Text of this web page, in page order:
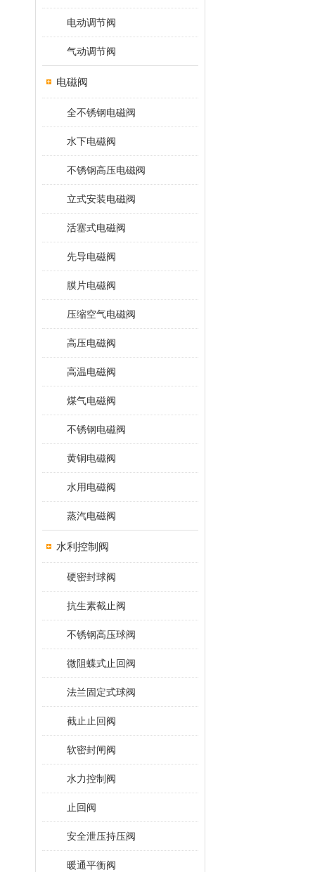
电动调节阀
气动调节阀
电磁阀
全不锈钢电磁阀
水下电磁阀
不锈钢高压电磁阀
立式安装电磁阀
活塞式电磁阀
先导电磁阀
膜片电磁阀
压缩空气电磁阀
高压电磁阀
高温电磁阀
煤气电磁阀
不锈钢电磁阀
黄铜电磁阀
水用电磁阀
蒸汽电磁阀
水利控制阀
硬密封球阀
抗生素截止阀
不锈钢高压球阀
微阻蝶式止回阀
法兰固定式球阀
截止止回阀
软密封闸阀
水力控制阀
止回阀
安全泄压持压阀
暖通平衡阀